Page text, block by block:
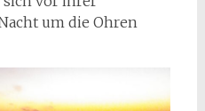
um die Ohren